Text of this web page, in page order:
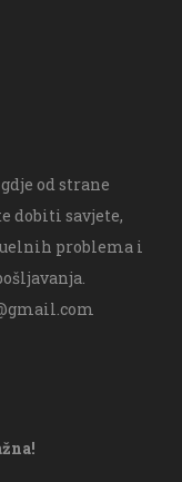
od strane
dobiti savjete,
problema i